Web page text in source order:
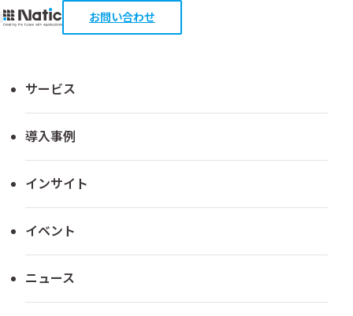
お問い合わせ
サービス
導入事例
インサイト
イベント
ニュース
エンドツーエンドで業務を最適化
Natic業務最適化
フレームワーク
補完しあい多様な業務課題に対応します。部門固有業務の
最短ルートを組み合わせで導きます。